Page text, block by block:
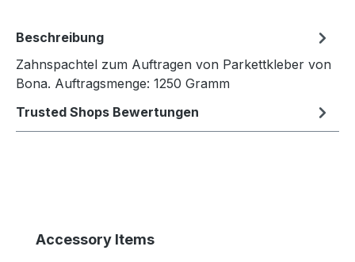
Beschreibung
Zahnspachtel zum Auftragen von Parkettkleber von
Bona. Auftragsmenge: 1250 Gramm
Trusted Shops Bewertungen
Produktgalerie überspringen
Accessory Items